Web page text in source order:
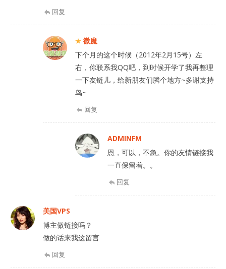
回复
微魔
下个月的这个时候（2012年2月15号）左
右，你联系我QQ吧，到时候开学了我再整理
一下友链儿，给新朋友们腾个地方~多谢支持
鸟~
回复
ADMINFM
恩，可以，不急。你的友情链接我
一直保留着。。
回复
美国VPS
博主做链接吗？
做的话来我这留言
回复